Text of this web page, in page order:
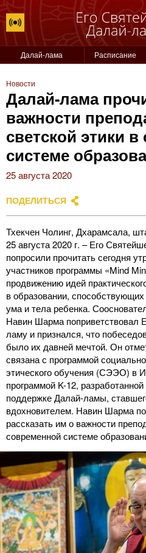
Далай-лама Расписание
Новости
Далай-лама
важности
светской этики
системе
25 августа 2020
ПОДЕЛИТЬСЯ
Тхекчен Чолинг, Дхарамсала,
25 августа 2020 г. – Его
попросили прочитать сегодня
участников программы «Mind
продвижению идей
в образовании,
ума и тела ребенка.
Навин Шарма поприветствовал
ламу и признался, что
было их давней мечтой. Он
связана с программой
этического обучения (СЭЭО) в
программой K-12,
поддержке Далай-ламы,
вдохновителем. Навин Шарма
рассказать им о важности
современной системе